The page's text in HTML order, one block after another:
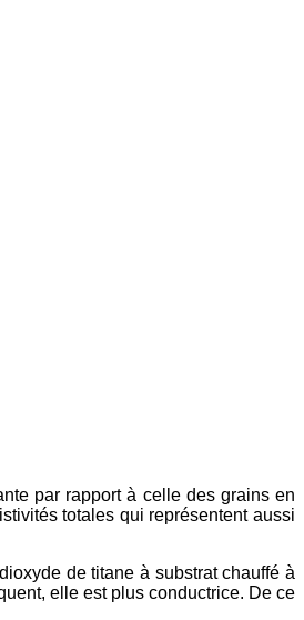
par rapport à celle des grains en
totales qui représentent aussi
de titane à substrat chauffé à
elle est plus conductrice. De ce